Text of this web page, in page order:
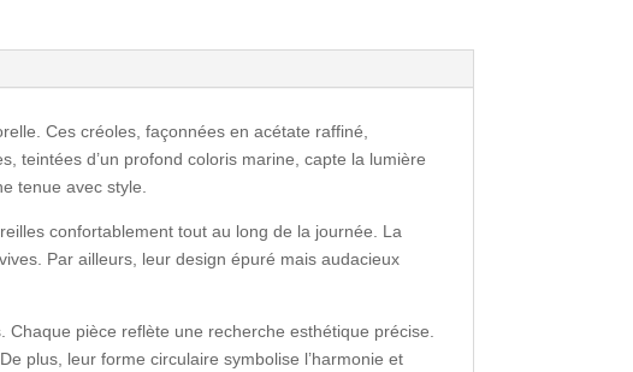
Ces créoles, façonnées en acétate raffiné,
teintées d’un profond coloris marine, capte la lumière
tenue avec style.
confortablement tout au long de la journée. La
Par ailleurs, leur design épuré mais audacieux
pièce reflète une recherche esthétique précise.
plus, leur forme circulaire symbolise l’harmonie et